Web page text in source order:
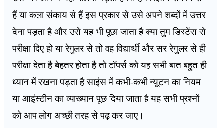
हैं या कला संकाय से हैं इस प्रकार से उसे अपने शब्दों में उत्तर
देना पड़ता है और उसे यह भी पूछा जाता है क्या तुम डिस्टेंस से
परीक्षा दिए हो या रेगुलर से तो वह विद्यार्थी और सर रेगुलर से ही
परीक्षा देता है बेहतर होता है तो टॉपर्स को यह सभी बात बहुत ही
ध्यान में रखना पड़ता है साइंस में कभी-कभी न्यूटन का नियम
या आइंस्टीन का व्याख्यान पूछ दिया जाता है यह सभी प्रश्नों
को आप लोग अच्छी तरह से पढ़ कर जाए।